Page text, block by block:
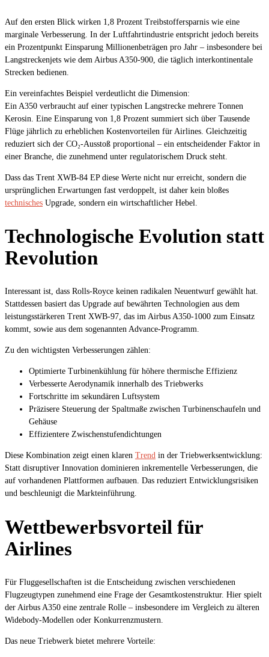
Auf den ersten Blick wirken 1,8 Prozent Treibstoffersparnis wie eine
marginale Verbesserung. In der Luftfahrtindustrie entspricht jedoch bereits
ein Prozentpunkt Einsparung Millionenbeträgen pro Jahr – insbesondere bei
Langstreckenjets wie dem Airbus A350-900, die täglich interkontinentale
Strecken bedienen.
Ein vereinfachtes Beispiel verdeutlicht die Dimension:
Ein A350 verbraucht auf einer typischen Langstrecke mehrere Tonnen
Kerosin. Eine Einsparung von 1,8 Prozent summiert sich über Tausende
Flüge jährlich zu erheblichen Kostenvorteilen für Airlines. Gleichzeitig
reduziert sich der CO₂-Ausstoß proportional – ein entscheidender Faktor in
einer Branche, die zunehmend unter regulatorischem Druck steht.
Dass das Trent XWB-84 EP diese Werte nicht nur erreicht, sondern die
ursprünglichen Erwartungen fast verdoppelt, ist daher kein bloßes
technisches Upgrade, sondern ein wirtschaftlicher Hebel.
Technologische Evolution statt
Revolution
Interessant ist, dass Rolls-Royce keinen radikalen Neuentwurf gewählt hat.
Stattdessen basiert das Upgrade auf bewährten Technologien aus dem
leistungsstärkeren Trent XWB-97, das im Airbus A350-1000 zum Einsatz
kommt, sowie aus dem sogenannten Advance-Programm.
Zu den wichtigsten Verbesserungen zählen:
Optimierte Turbinenkühlung für höhere thermische Effizienz
Verbesserte Aerodynamik innerhalb des Triebwerks
Fortschritte im sekundären Luftsystem
Präzisere Steuerung der Spaltmaße zwischen Turbinenschaufeln und
Gehäuse
Effizientere Zwischenstufendichtungen
Diese Kombination zeigt einen klaren Trend in der Triebwerksentwicklung:
Statt disruptiver Innovation dominieren inkrementelle Verbesserungen, die
auf vorhandenen Plattformen aufbauen. Das reduziert Entwicklungsrisiken
und beschleunigt die Markteinführung.
Wettbewerbsvorteil für
Airlines
Für Fluggesellschaften ist die Entscheidung zwischen verschiedenen
Flugzeugtypen zunehmend eine Frage der Gesamtkostenstruktur. Hier spielt
der Airbus A350 eine zentrale Rolle – insbesondere im Vergleich zu älteren
Widebody-Modellen oder Konkurrenzmustern.
Das neue Triebwerk bietet mehrere Vorteile: